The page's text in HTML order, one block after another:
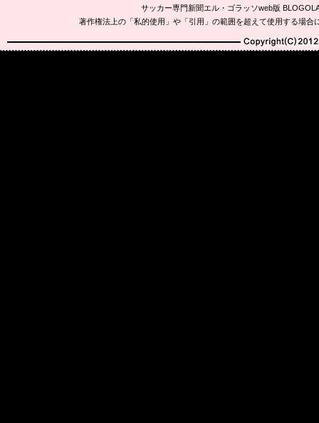
サッカー専門新聞エル・ゴラッソweb版
著作権法上の「私的使用」や「引用」の範囲を超えて使用する場
Copyright(C)2010-